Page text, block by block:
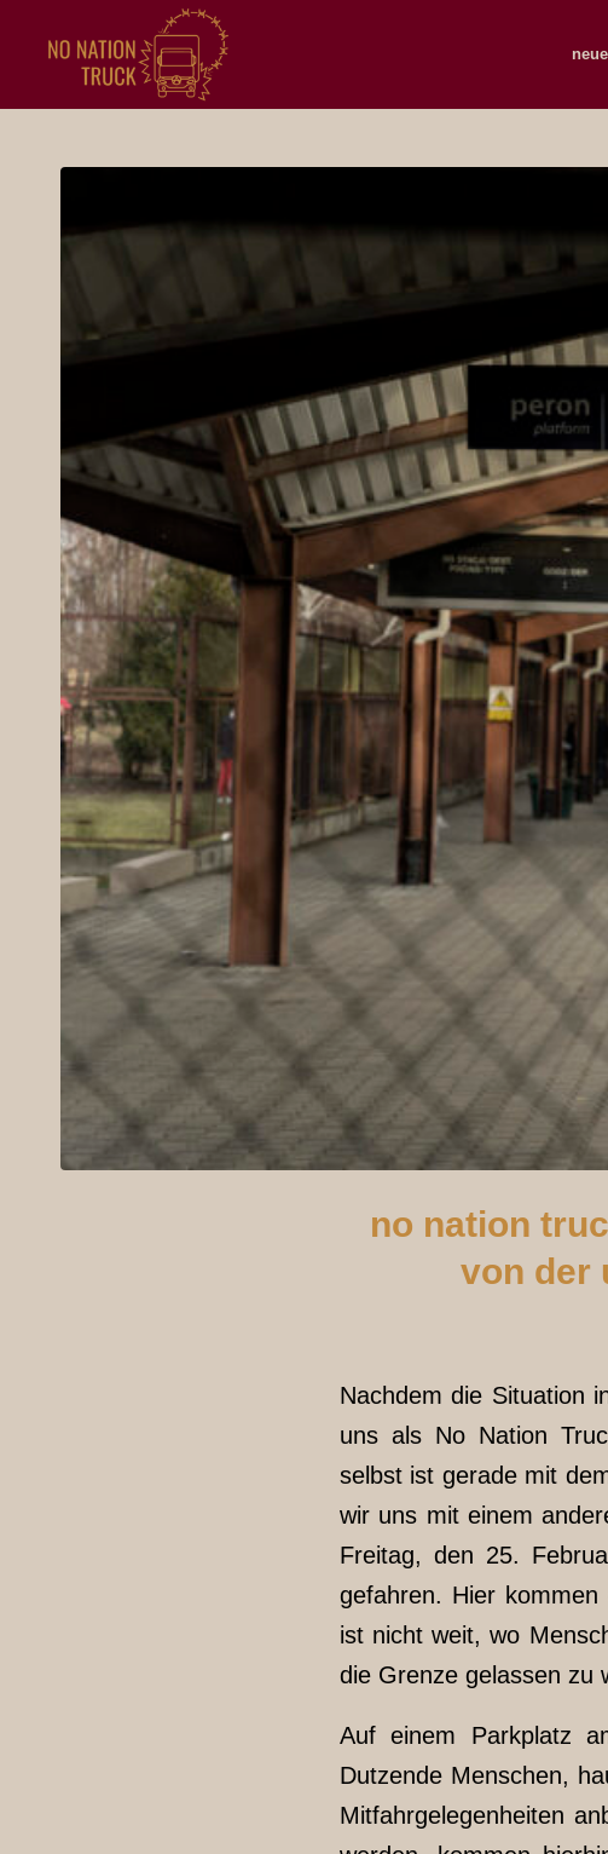
no nation
von der
Nachdem die Situation
uns als No Nation
selbst ist gerade mit
wir uns mit einem
Freitag, den 25.
gefahren. Hier
ist nicht weit, wo
die Grenze gelassen zu
Auf einem Parkplatz
Dutzende Menschen,
Mitfahrgelegenheiten